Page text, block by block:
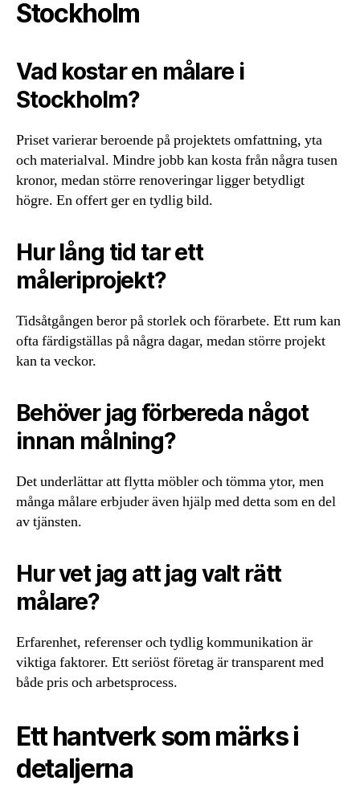
Stockholm
Vad kostar en målare i
Stockholm?
Priset varierar beroende på projektets omfattning, yta
och materialval. Mindre jobb kan kosta från några tusen
kronor, medan större renoveringar ligger betydligt
högre. En offert ger en tydlig bild.
Hur lång tid tar ett
måleriprojekt?
Tidsåtgången beror på storlek och förarbete. Ett rum kan
ofta färdigställas på några dagar, medan större projekt
kan ta veckor.
Behöver jag förbereda något
innan målning?
Det underlättar att flytta möbler och tömma ytor, men
många målare erbjuder även hjälp med detta som en del
av tjänsten.
Hur vet jag att jag valt rätt
målare?
Erfarenhet, referenser och tydlig kommunikation är
viktiga faktorer. Ett seriöst företag är transparent med
både pris och arbetsprocess.
Ett hantverk som märks i
detaljerna